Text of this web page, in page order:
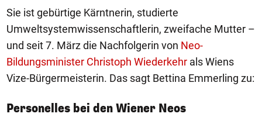
Sie ist gebürtige Kärntnerin, studierte
Umweltsystemwissenschaftlerin, zweifache Mutter –
und seit 7. März die Nachfolgerin von Neo-
Bildungsminister Christoph Wiederkehr als Wiens
Vize-Bürgermeisterin. Das sagt Bettina Emmerling zu:
Personelles bei den Wiener Neos